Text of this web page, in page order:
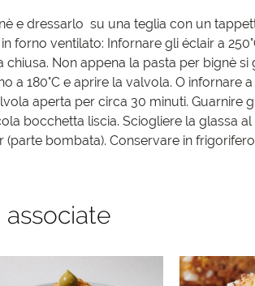
e dressarlo su una teglia con un
forno ventilato: Infornare gli éclair a
Non appena la pasta per bignè si
a 180°C e aprire la valvola. O infornare a
aperta per circa 30 minuti. Guarnire
bocchetta liscia. Sciogliere la glassa
(parte bombata). Conservare in